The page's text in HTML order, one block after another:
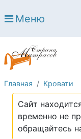
Open submenu
Open submenu
Кровати
Open submenu
Open submenu
Диваны
OpenПостельное
OpenМебель
Меню
Главная Кровати
Сайт
временно не
обращайтесь